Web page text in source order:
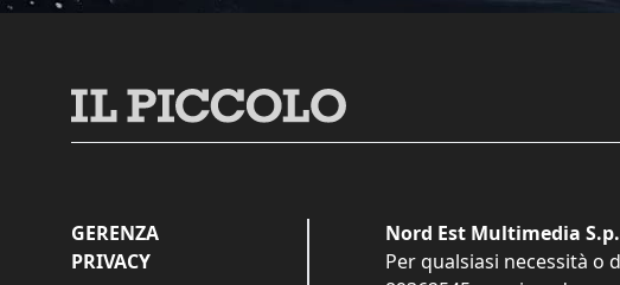
GERENZA
PRIVACY
Nord Est Multimedia
Per qualsiasi necessità o